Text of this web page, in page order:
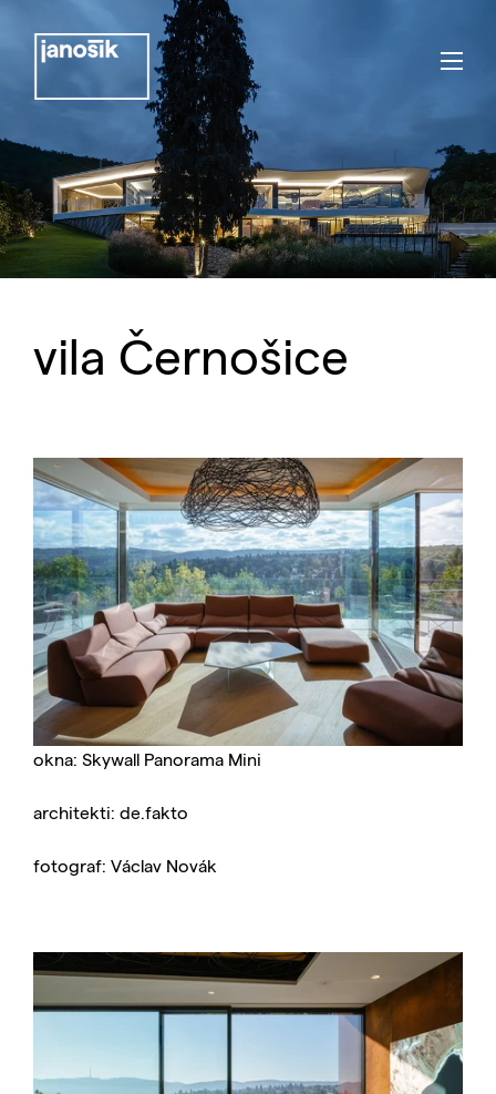
vila Černošice
okna: Skywall Panorama Mini
architekti: de.fakto
fotograf: Václav Novák